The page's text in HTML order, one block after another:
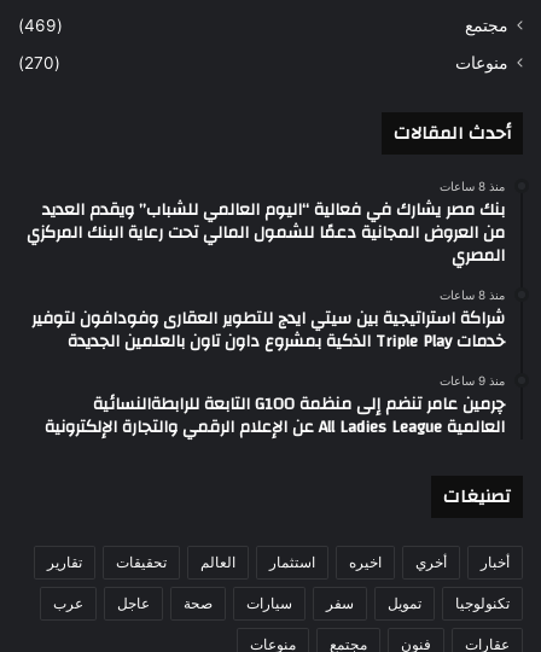
مجتمع
(469)
منوعات
(270)
أحدث المقالات
منذ 8 ساعات
بنك مصر يشارك في فعالية “اليوم العالمي للشباب” ويقدم العديد
من العروض المجانية دعمًا للشمول المالي تحت رعاية البنك المركزي
المصري
منذ 8 ساعات
شراكة استراتيجية بين سيتي ايدج للتطوير العقارى وفودافون لتوفير
خدمات Triple Play الذكية بمشروع داون تاون بالعلمين الجديدة
منذ 9 ساعات
چرمين عامر تنضم إلى منظمة G100 التابعة للرابطةالنسائية
العالمية All Ladies League عن الإعلام الرقمي والتجارة الإلكترونية
تصنيغات
أخبار أخري اخيره استثمار العالم تحقيقات تقارير
تكنولوجيا تمويل سفر سيارات صحة عاجل عرب
عقارات فنون مجتمع منوعات